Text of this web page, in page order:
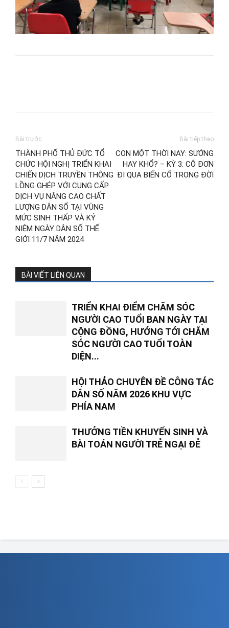
Bài trước
THÀNH PHỐ THỦ ĐỨC TỔ
CHỨC HỘI NGHỊ TRIỂN KHAI
CHIẾN DỊCH TRUYỀN THÔNG
LỒNG GHÉP VỚI CUNG CẤP
DỊCH VỤ NÂNG CAO CHẤT
LƯỢNG DÂN SỐ TẠI VÙNG
MỨC SINH THẤP VÀ KỶ
NIỆM NGÀY DÂN SỐ THẾ
GIỚI 11/7 NĂM 2024
Bài tiếp theo
CON MỘT THỜI NAY: SƯỚNG
HAY KHỔ? – KỲ 3: CÔ ĐƠN
ĐI QUA BIẾN CỐ TRONG ĐỜI
BÀI VIẾT LIÊN QUAN
TRIỂN KHAI ĐIỂM CHĂM SÓC
NGƯỜI CAO TUỔI BAN NGÀY TẠI
CỘNG ĐỒNG, HƯỚNG TỚI CHĂM
SÓC NGƯỜI CAO TUỔI TOÀN
DIỆN...
HỘI THẢO CHUYÊN ĐỀ CÔNG TÁC
DÂN SỐ NĂM 2026 KHU VỰC
PHÍA NAM
THƯỞNG TIỀN KHUYẾN SINH VÀ
BÀI TOÁN NGƯỜI TRẺ NGẠI ĐẺ